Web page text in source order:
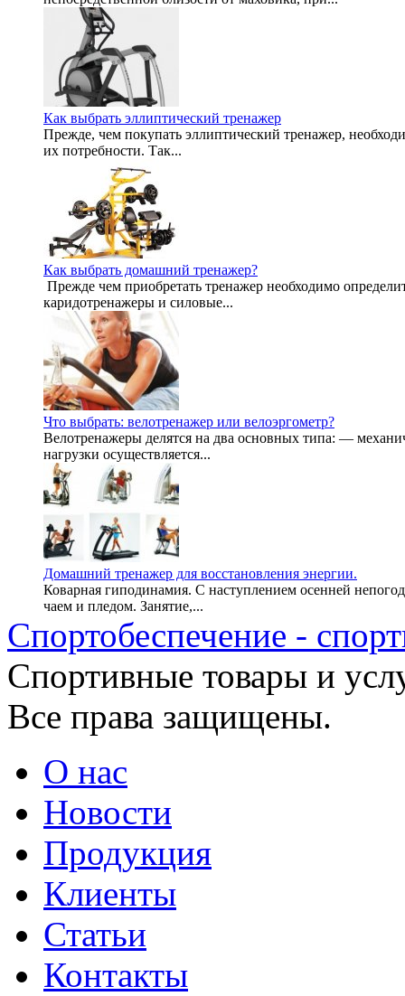
Как выбрать эллиптический тренажер
Прежде, чем покупать эллиптический тренажер,
их потребности. Так...
Как выбрать домашний тренажер?
Прежде чем приобретать тренажер необходимо
каридотренажеры и силовые...
Что выбрать: велотренажер или велоэргометр?
Велотренажеры делятся на два основных типа: —
нагрузки осуществляется...
Домашний тренажер для восстановления энергии.
Коварная гиподинамия. С наступлением осенней
чаем и пледом. Занятие,...
Спортобеспечение -
Cпортивные товары и
Все права защищены.
О нас
Новости
Продукция
Клиенты
Статьи
Контакты